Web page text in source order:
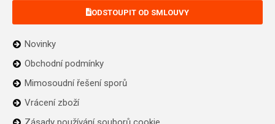
ODSTOUPIT OD SMLOUVY
Novinky
Obchodní podmínky
Mimosoudní řešení sporů
Vrácení zboží